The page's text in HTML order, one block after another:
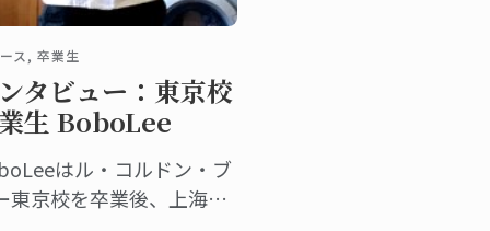
ス, 卒業生
タビュー：東京校
生 BoboLee
はル・コルドン・ブ
東京校を卒業後、上海で